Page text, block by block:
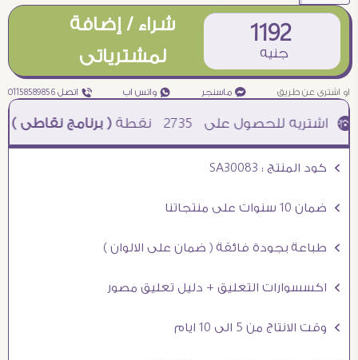
1192
جنيه
شراء / إضافة
لمشترياتى
او اشترى عن طريق ¥ ماسنجر ₧ واتس اب ƒ اتصل 01158589856
2735 نقطة( برنامج نقاطى )à خصم 5% للعملاء الجدد à شحن مجانى عند الشراء ب 4000 جنيه à
Ö كود المنتج : SA30083
Ö ضمان 10 سنوات على منتجاتنا
Ö طباعة بجودة فائقة ( ضمان على الالوان )
Ö اكسسوارات التعليق + دليل تعليق مصور
Ö وقت الانتاج من 5 الى 10 ايام